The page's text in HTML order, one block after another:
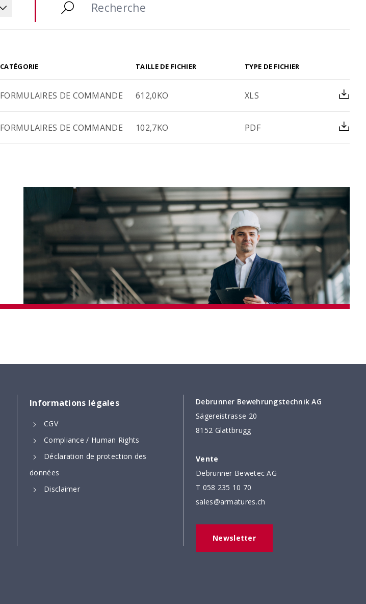
CATÉGORIE TAILLE DE FICHIER TYPE DE FICHIER
FORMULAIRES DE COMMANDE 612,0KO XLS
FORMULAIRES DE COMMANDE 102,7KO PDF
Informations légales
CGV
Compliance / Human Rights
Déclaration de protection des
données
Disclaimer
Debrunner Bewehrungstechnik AG
Sägereistrasse 20
8152 Glattbrugg
Vente
Debrunner Bewetec AG
T 058 235 10 70
sales@armatures.ch
Newsletter